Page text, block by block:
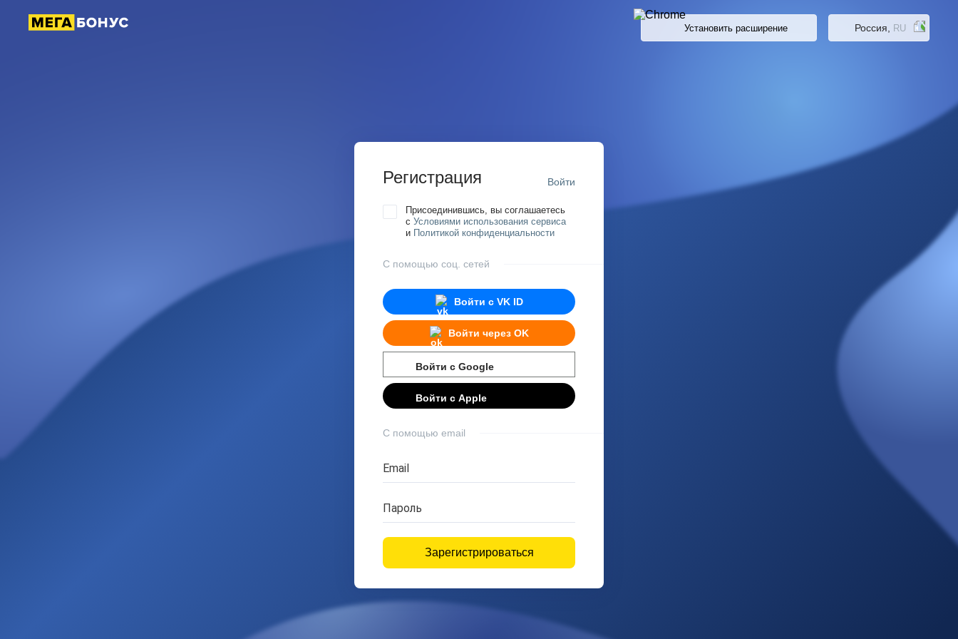
Регистрация Войти
Присоединившись, вы соглашаетесь
с Условиями использования сервиса
и Политикой конфиденциальности
С помощью соц. сетей
Войти с VK ID
Войти через OK
Войти с Google
Войти с Apple
С помощью email
Email
Пароль
Зарегистрироваться
Установить расширение Россия, RU